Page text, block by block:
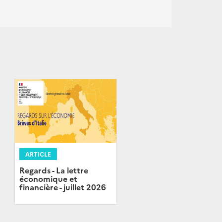
ARTICLE
Regards - La lettre
économique et
financière - juillet 2026